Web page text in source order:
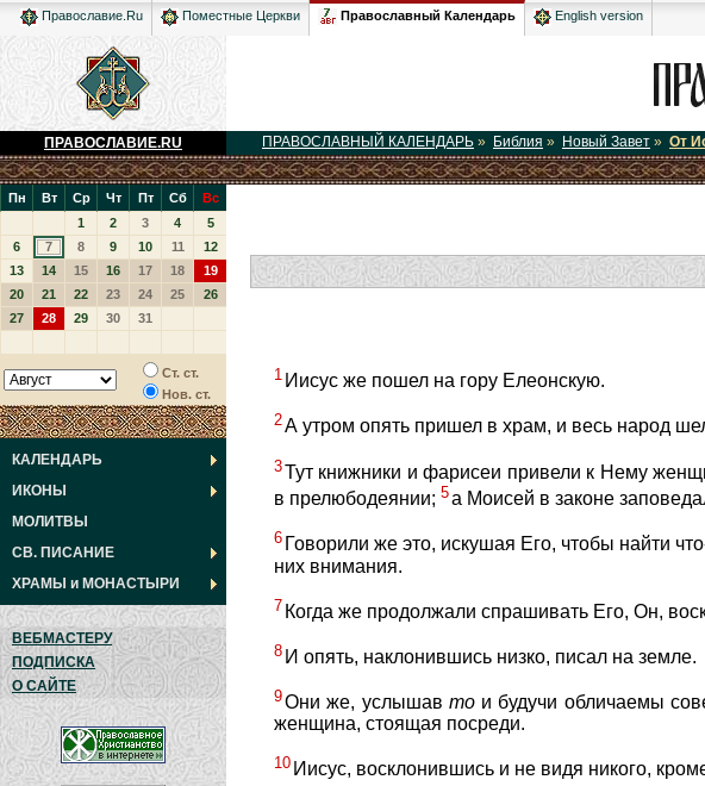
Православие.Ru Поместные Церкви Православный Календарь English version
ПРАВОСЛАВИЕ.RU ПРАВОСЛАВНЫЙ КАЛЕНДАРЬ » Библия » Новый Завет » От
Пн Вт Ср Чт Пт Сб
Вс
1
2 3 4
5
6
7 8 9 10 11
12
13
14 15 16 17 18
19
20
21 22 23 24 25
26
27
28 29 30 31
Ст. ст.
Нов. ст.
КАЛЕНДАРЬ
ИКОНЫ
МОЛИТВЫ
СВ. ПИСАНИЕ
ХРАМЫ и МОНАСТЫРИ
ВЕБМАСТЕРУ
ПОДПИСКА
О САЙТЕ
1 Иисус же пошел на гору Елеонскую.
2А утром опять пришел в храм, и весь народ
3Тут книжники и фарисеи привели к Нему
в прелюбодеянии; 5а Моисей в законе
6 Говорили же это, искушая Его, чтобы найти
них внимания.
7 Когда же продолжали спрашивать Его, Он,
8 И опять, наклонившись низко, писал на земле.
9Они же, услышав тои будучи обличаемы
женщина, стоящая посреди.
10 Иисус, восклонившись и не видя никого,